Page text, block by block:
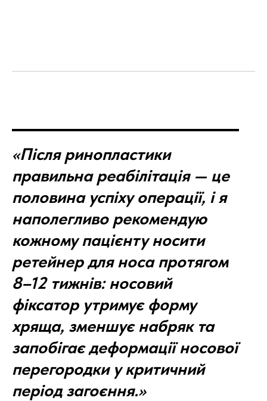
«Після ринопластики
правильна реабілітація — це
половина успіху операції, і я
наполегливо рекомендую
кожному пацієнту носити
ретейнер для носа протягом
8–12 тижнів: носовий
фіксатор утримує форму
хряща, зменшує набряк та
запобігає деформації носової
перегородки у критичний
період загоєння.»